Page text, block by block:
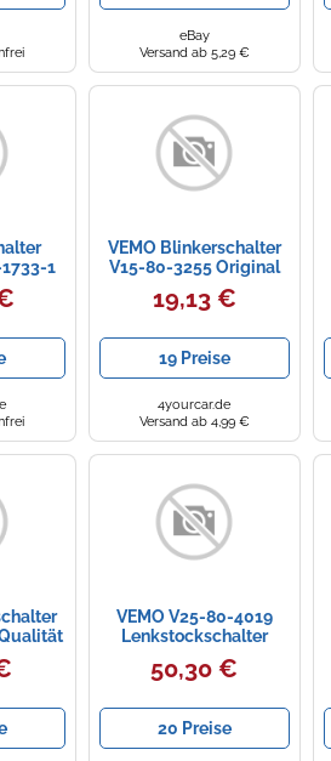
eBay
Versand ab 5,29 €
1
VEMO Blinkerschalter
V15-80-3255 Original
VEMO Qualität für AUDI
SEAT SKODA VW
19,13 €
19 Preise
4yourcar.de
Versand ab 4,99 €
VEMO V25-80-4019
Lenkstockschalter
50,30 €
20 Preise